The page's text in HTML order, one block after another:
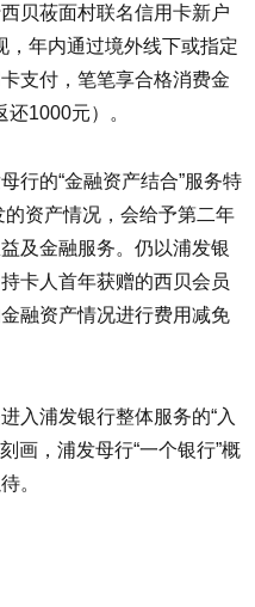
贝莜面村联名信用卡新户
，年内通过境外线下或指定
支付，笔笔享合格消费金
1000元）。
行的“金融资产结合”服务特
资产情况，会给予第二年
及金融服务。仍以浦发银
卡人首年获赠的西贝会员
融资产情况进行费用减免
入浦发银行整体服务的“入
画，浦发母行“一个银行”概
。